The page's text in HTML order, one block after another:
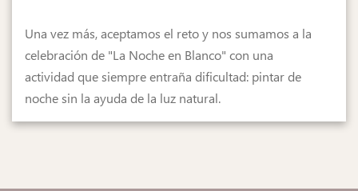
Una vez más, aceptamos el reto y nos sumamos a la
celebración de "La Noche en Blanco" con una
actividad que siempre entraña dificultad: pintar de
noche sin la ayuda de la luz natural.